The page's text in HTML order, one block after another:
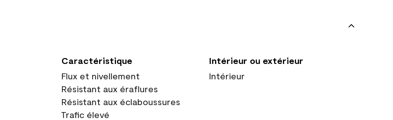
Caractéristique
Flux et nivellement
Résistant aux éraflures
Résistant aux éclaboussures
Trafic élevé
Intérieur ou extérieur
Intérieur